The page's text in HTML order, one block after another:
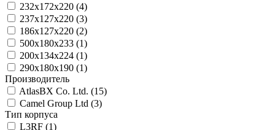
232x172x220 (4)
237x127x220 (3)
186x127x220 (2)
500x180x233 (1)
200х134х224 (1)
290х180х190 (1)
Производитель
AtlasBX Co. Ltd. (15)
Camel Group Ltd (3)
Тип корпуса
L3RF (1)